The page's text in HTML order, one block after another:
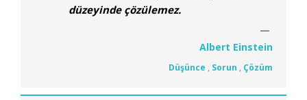
düzeyinde çözülemez.
Albert Einstein
Düşünce , Sorun , Çözüm